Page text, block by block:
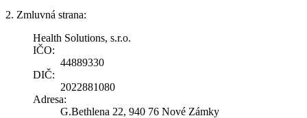
2. Zmluvná strana:
Health Solutions, s.r.o.
IČO:
44889330
DIČ:
2022881080
Adresa:
G.Bethlena 22, 940 76 Nové Zámky